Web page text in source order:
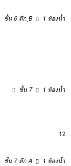
ชั้น 6 ตึก ฺB
1 ห้องน้ำ
ชั้น 7
1 ห้องน้ำ
12
ชั้น 7 ตึก A 1 ห้องน้ำ